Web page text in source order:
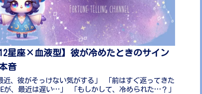
12星座×血液型】彼が冷めたときのサイン
音
近、彼がそっけない気がする」 「前はすぐ返ってきた
が、最近は遅い…」 「もしかして、冷められた…？」